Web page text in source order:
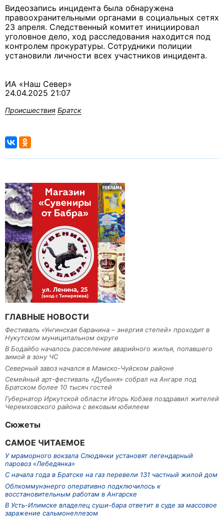
Видеозапись инцидента была обнаружена
правоохранительными органами в социальных сетях
23 апреля. Следственный комитет инициировал
уголовное дело, ход расследования находится под
контролем прокуратуры. Сотрудники полиции
установили личности всех участников инцидента.
ИА «Наш Север»
24.04.2025 21:07
Происшествия Братск
ГЛАВНЫЕ НОВОСТИ
Фестиваль «Унгинская баранина – энергия степей» проходит в
Нукутском муниципальном округе
В Бодайбо началось расселение аварийного жилья, попавшего
зимой в зону ЧС
Северный завоз начался в Мамско-Чуйском районе
Семейный арт-фестиваль «Дубыня» собрал на Ангаре под
Братском более 10 тысяч гостей
Губернатор Иркутской области Игорь Кобзев поздравил жителей
Черемховского района с вековым юбилеем
Сюжеты
САМОЕ ЧИТАЕМОЕ
У мраморного вокзала Слюдянки установят легендарный
паровоз «Лебедянка»
С начала года в Братске на газ перевели 131 частный жилой дом
Облкоммунэнерго оперативно подключилось к
восстановительным работам в Ангарске
В Усть-Илимске владелец суши-бара ответит в суде за массовое
заражение сальмонеллезом